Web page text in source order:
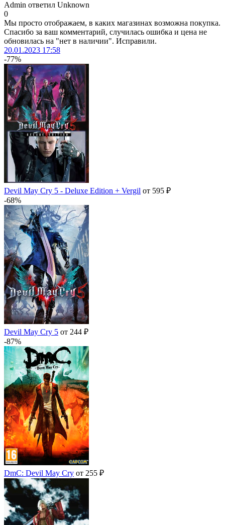
Admin ответил Unknown
0
Мы просто отображаем, в каких магазинах возможна покупка.
Спасибо за ваш комментарий, случилась ошибка и цена не
обновилась на "нет в наличии". Исправили.
20.01.2023 17:58
-77%
Devil May Cry 5 - Deluxe Edition + Vergil от 595 ₽
-68%
Devil May Cry 5 от 244 ₽
-87%
DmC: Devil May Cry от 255 ₽